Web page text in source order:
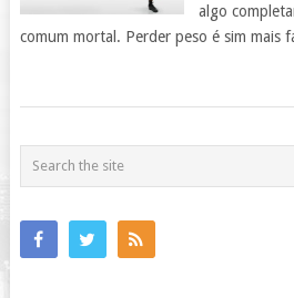
algo
comum mortal. Perder peso é sim mais